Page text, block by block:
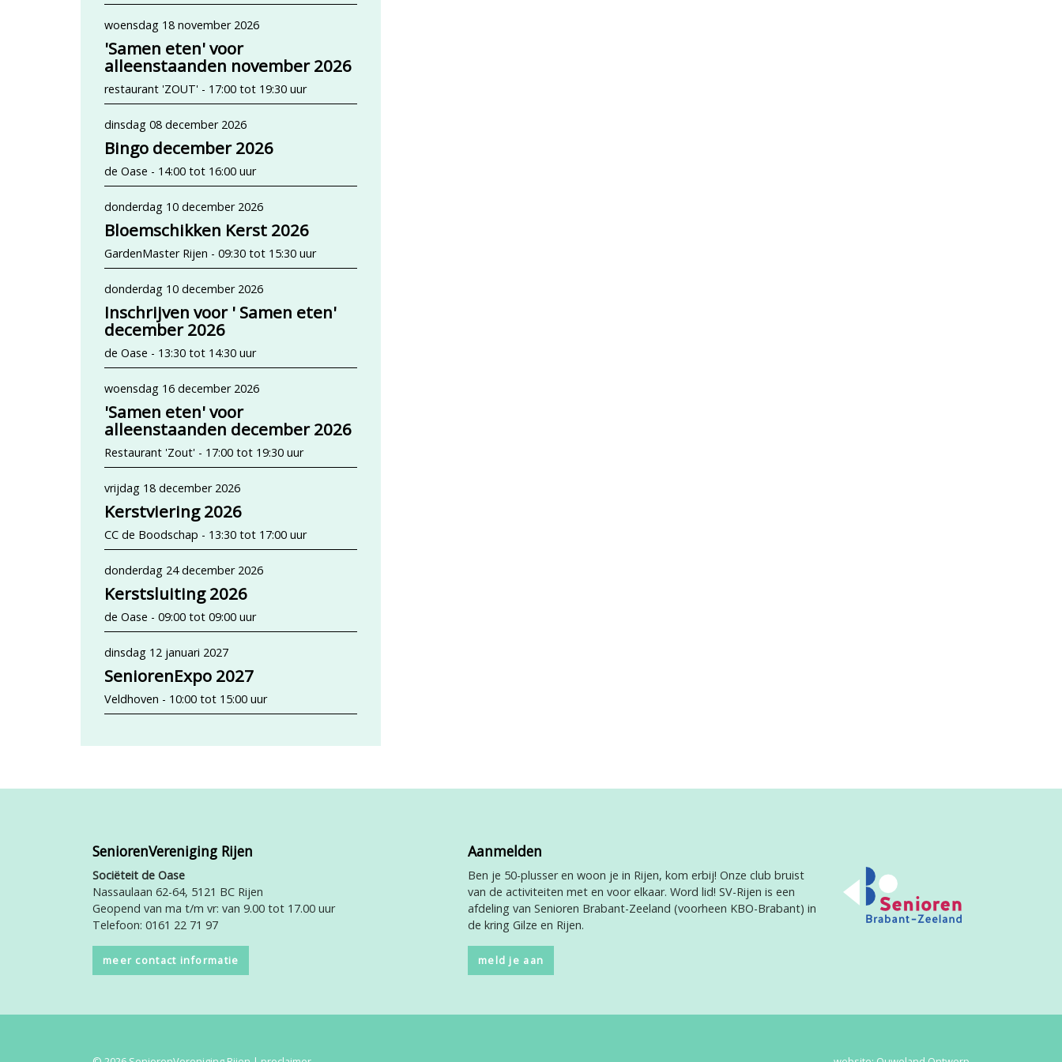
woensdag 18 november 2026
'Samen eten' voor
alleenstaanden november 2026
restaurant 'ZOUT' - 17:00 tot 19:30 uur
dinsdag 08 december 2026
Bingo december 2026
de Oase - 14:00 tot 16:00 uur
donderdag 10 december 2026
Bloemschikken Kerst 2026
GardenMaster Rijen - 09:30 tot 15:30 uur
donderdag 10 december 2026
Inschrijven voor ' Samen eten'
december 2026
de Oase - 13:30 tot 14:30 uur
woensdag 16 december 2026
'Samen eten' voor
alleenstaanden december 2026
Restaurant 'Zout' - 17:00 tot 19:30 uur
vrijdag 18 december 2026
Kerstviering 2026
CC de Boodschap - 13:30 tot 17:00 uur
donderdag 24 december 2026
Kerstsluiting 2026
de Oase - 09:00 tot 09:00 uur
dinsdag 12 januari 2027
SeniorenExpo 2027
Veldhoven - 10:00 tot 15:00 uur
SeniorenVereniging Rijen
Sociëteit de Oase
Nassaulaan 62-64, 5121 BC Rijen
Geopend van ma t/m vr: van 9.00 tot 17.00 uur
Telefoon: 0161 22 71 97
meer contact informatie
Aanmelden
Ben je 50-plusser en woon je in Rijen, kom erbij! Onze club bruist
van de activiteiten met en voor elkaar. Word lid! SV-Rijen is een
afdeling van Senioren Brabant-Zeeland (voorheen KBO-Brabant) in
de kring Gilze en Rijen.
meld je aan